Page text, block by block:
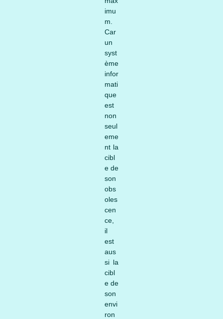
imu
m.
Car
un
syst
ème
infor
mati
que
est
non
seul
eme
nt la
cibl
e de
son
obs
oles
cen
ce,
il
est
aus
si la
cibl
e de
son
envi
ron